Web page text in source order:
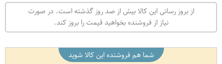
از بروز رسانی این کالا بیش از صد روز گذشته است. در صورت
نیاز از فروشنده بخواهید قیمت را بروز کند.
شما هم فروشنده این کالا شوید